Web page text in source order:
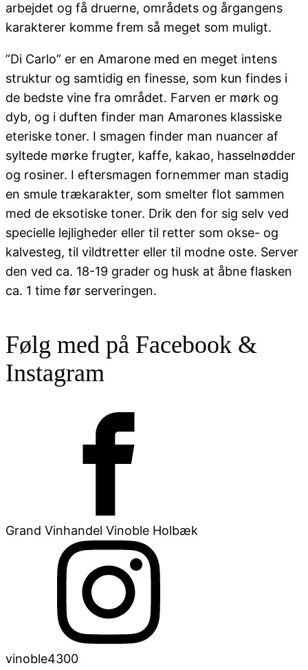
arbejdet og få druerne, områdets og årgangens
karakterer komme frem så meget som muligt.
”Di Carlo” er en Amarone med en meget intens
struktur og samtidig en finesse, som kun findes i
de bedste vine fra området. Farven er mørk og
dyb, og i duften finder man Amarones klassiske
eteriske toner. I smagen finder man nuancer af
syltede mørke frugter, kaffe, kakao, hasselnødder
og rosiner. I eftersmagen fornemmer man stadig
en smule trækarakter, som smelter flot sammen
med de eksotiske toner. Drik den for sig selv ved
specielle lejligheder eller til retter som okse- og
kalvesteg, til vildtretter eller til modne oste. Server
den ved ca. 18-19 grader og husk at åbne flasken
ca. 1 time før serveringen.
Følg med på Facebook &
Instagram
Grand Vinhandel Vinoble Holbæk
vinoble4300